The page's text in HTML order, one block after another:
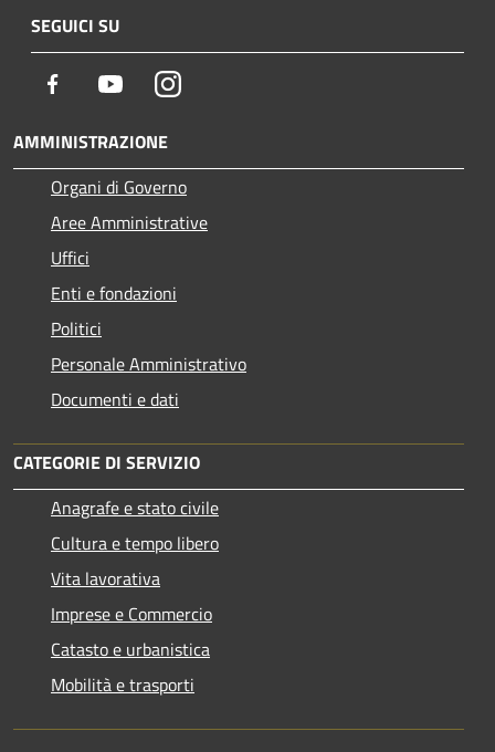
SEGUICI SU
Facebook YoutubeInstagram
AMMINISTRAZIONE
Organi di Governo
Aree Amministrative
Uffici
Enti e fondazioni
Politici
Personale Amministrativo
Documenti e dati
CATEGORIE DI SERVIZIO
Anagrafe e stato civile
Cultura e tempo libero
Vita lavorativa
Imprese e Commercio
Catasto e urbanistica
Mobilità e trasporti